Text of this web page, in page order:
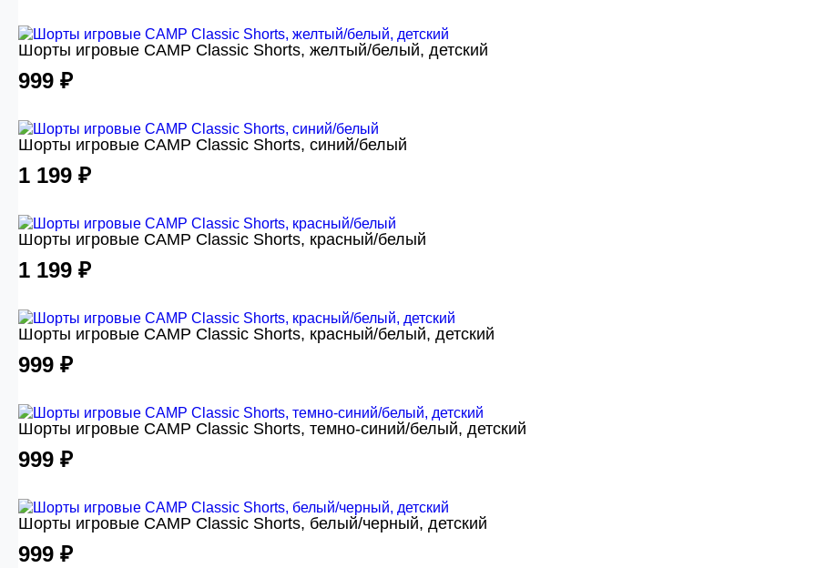
Шорты игровые CAMP Classic Shorts, желтый/белый, детский
999 ₽
Шорты игровые CAMP Classic Shorts, синий/белый
1 199 ₽
Шорты игровые CAMP Classic Shorts, красный/белый
1 199 ₽
Шорты игровые CAMP Classic Shorts, красный/белый, детский
999 ₽
Шорты игровые CAMP Classic Shorts, темно-синий/белый, детский
999 ₽
Шорты игровые CAMP Classic Shorts, белый/черный, детский
999 ₽